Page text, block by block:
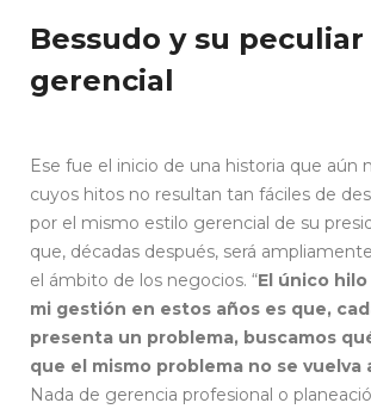
Bessudo y su
gerencial
Ese fue el inicio de una historia que aún
cuyos hitos no resultan tan fáciles de
por el mismo estilo gerencial de su
que, décadas después, será
el ámbito de los negocios. “El único
mi gestión en estos años es que,
presenta un problema, buscamos
que el mismo problema no se vuelva
Nada de gerencia profesional o